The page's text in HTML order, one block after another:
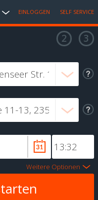
EINLOGGEN SELF SERVICE
Weitere Optionen